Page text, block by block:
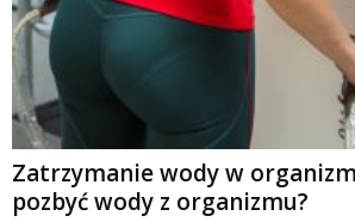
Zatrzymanie wody w
pozbyć wody z organizmu?